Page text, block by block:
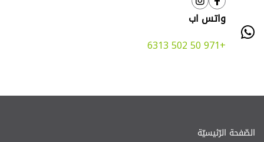
أيار 2014
جولة اعلامية حصرية
في حديقة رينيه
واتس اب
+971 50 502 6313
الصّفحة الرّئيسيّة